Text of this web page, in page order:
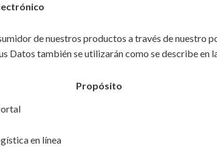
de nuestros productos a través de
Datos también se utilizarán como se describe en
Propósito
en línea